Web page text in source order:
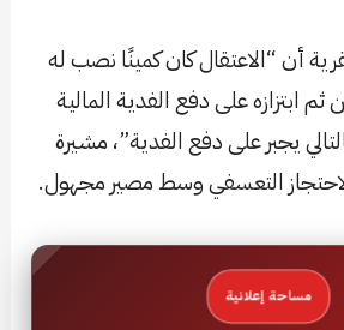
أن “الاعتقال كان كمينًا نصب له
ابتزازه على دفع الفدية المالية
يجبر على دفع الفدية”، مشيرة
الاحتجاز التعسفي وسط مصير مجهول.
مساحة إعلانية